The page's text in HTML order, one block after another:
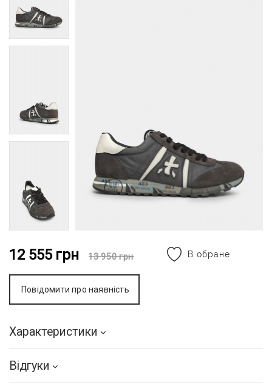
12 555 грн 13 950грн В обране
Повідомити про наявність
Характеристики
Відгуки